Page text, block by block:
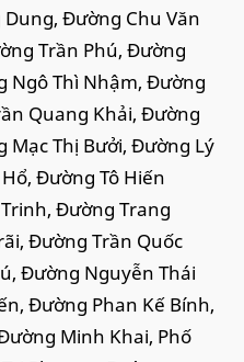
Đường Chu Văn
Trần Phú, Đường
Ngô Thì Nhậm, Đường
Quang Khải, Đường
Mạc Thị Bưởi, Đường Lý
Đường Tô Hiến
Đường Trang
Đường Trần Quốc
Đường Nguyễn Thái
Đường Phan Kế Bính,
Minh Khai, Phố